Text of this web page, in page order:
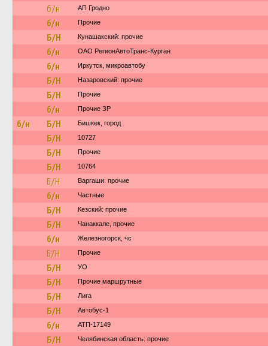
б/н АП Гродно
б/н Прочие
Б/Н Кунашакский: прочие
б/н ОАО РегионАвтоТранс-Курган
б/н Иркутск, микроавтобу
Б/Н Назаровский: прочие
Б/Н Прочие
б/н Прочие ЗР
б/н Б/Н Бишкек, город
Б/Н 10727
Б/Н Прочие
Б/Н 10764
Б/Н Варгаши: прочие
б/н Частные
Б/Н Кезский: прочие
Б/Н Чанаккале, прочие
б/н Железногорск, чс
Б/Н Прочие
Б/Н УО
Б/Н Прочие маршрутные
Б/Н Лига
Б/Н Автобус-1
б/н АТП-17149
Б/Н Челябинская область: прочие